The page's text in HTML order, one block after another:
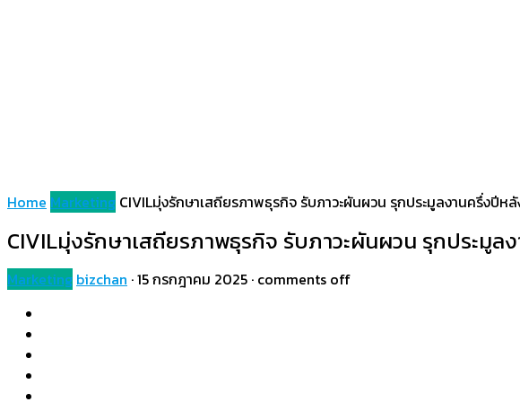
Home Marketing CIVILมุ่งรักษาเสถียรภาพธุรกิจ รับภาวะผันผวน รุกประมูลงานครึ่งปี
CIVILมุ่งรักษาเสถียรภาพธุรกิจ รับภาวะผันผวน รุกประมู
Marketing bizchan ·15 กรกฎาคม 2025 · comments off